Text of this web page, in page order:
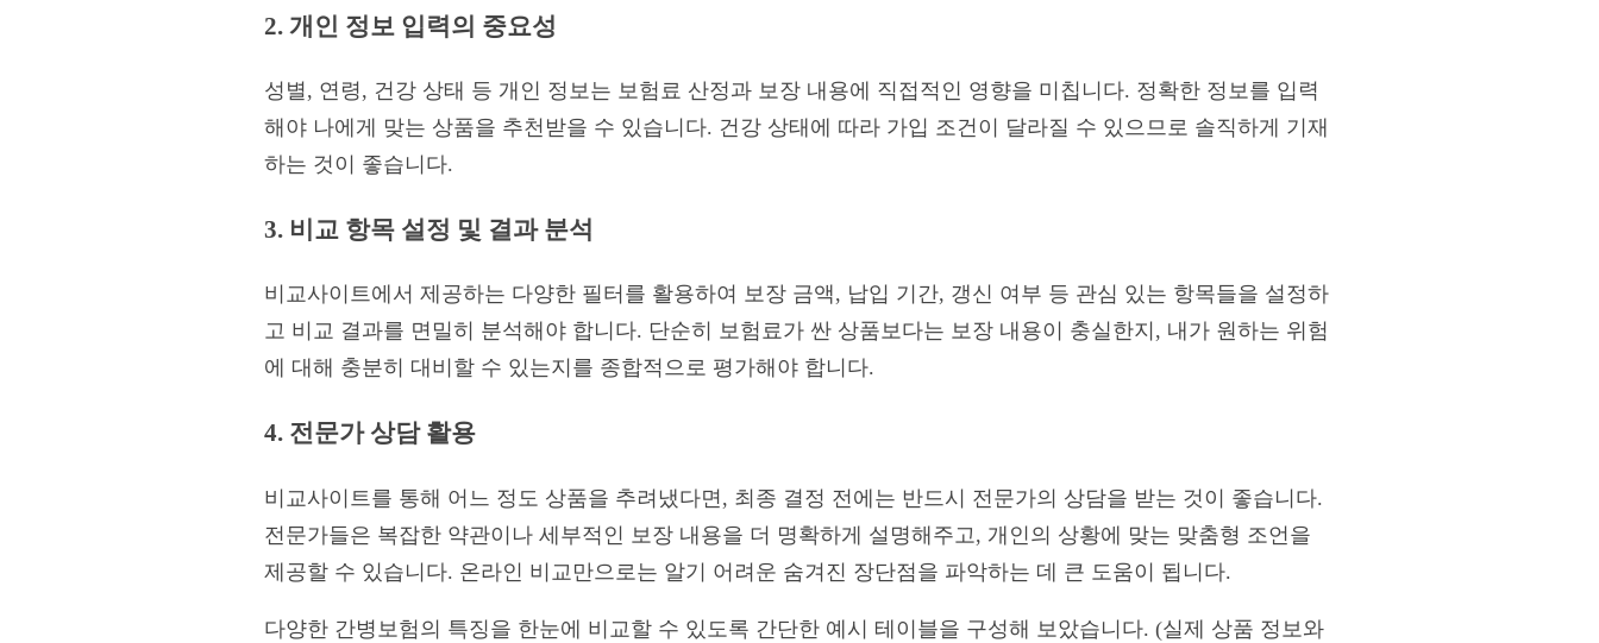
2. 개인 정보 입력의 중요성
성별, 연령, 건강 상태 등 개인 정보는 보험료 산정과 보장 내용에 직접적인 영향을 미칩니다. 정확한 정보를 입력
해야 나에게 맞는 상품을 추천받을 수 있습니다. 건강 상태에 따라 가입 조건이 달라질 수 있으므로 솔직하게 기재
하는 것이 좋습니다.
3. 비교 항목 설정 및 결과 분석
비교사이트에서 제공하는 다양한 필터를 활용하여 보장 금액, 납입 기간, 갱신 여부 등 관심 있는 항목들을 설정하
고 비교 결과를 면밀히 분석해야 합니다. 단순히 보험료가 싼 상품보다는 보장 내용이 충실한지, 내가 원하는 위험
에 대해 충분히 대비할 수 있는지를 종합적으로 평가해야 합니다.
4. 전문가 상담 활용
비교사이트를 통해 어느 정도 상품을 추려냈다면, 최종 결정 전에는 반드시 전문가의 상담을 받는 것이 좋습니다.
전문가들은 복잡한 약관이나 세부적인 보장 내용을 더 명확하게 설명해주고, 개인의 상황에 맞는 맞춤형 조언을
제공할 수 있습니다. 온라인 비교만으로는 알기 어려운 숨겨진 장단점을 파악하는 데 큰 도움이 됩니다.
다양한 간병보험의 특징을 한눈에 비교할 수 있도록 간단한 예시 테이블을 구성해 보았습니다. (실제 상품 정보와